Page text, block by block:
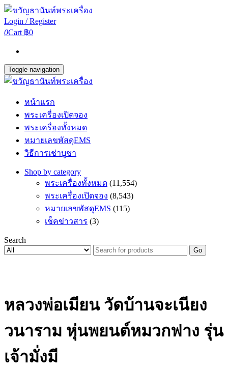
Login / Register
0Cart ฿0
Toggle navigation
หน้าแรก
พระเครื่องเปิดจอง
พระเครื่องทั้งหมด
หมายเลขพัสดุEMS
วิธีการเช่าบูชา
Shop by category
พระเครื่องทั้งหมด (11,554)
พระเครื่องเปิดจอง (8,543)
หมายเลขพัสดุEMS (115)
เช็คข่าวสาร (3)
Search
Go
หลวงพ่อเมียน วัดบ้านจะเนียง
วนาราม หุ่นพยนต์หมวกฟาง รุ่น
เจ้ามั่งมี